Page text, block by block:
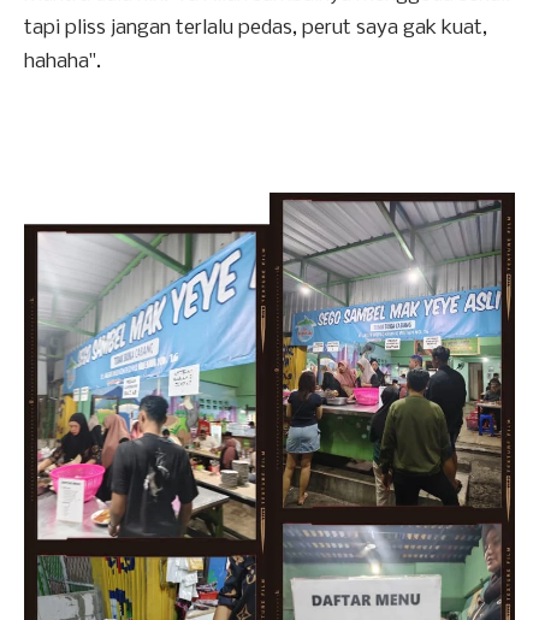
tapi pliss jangan terlalu pedas, perut saya gak kuat,
hahaha".